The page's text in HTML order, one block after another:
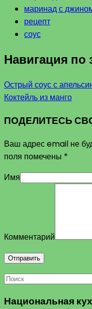
маринад с
рецепт
соус
Навигация по
Острый соус с
Коктейль из манго
ПОДЕЛИТЕСЬ
Ваш адрес email не
поля помечены *
Имя
Комментарий
Национальная